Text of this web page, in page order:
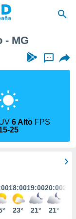
- MG
...
6 Alto FPS
25
18:00
23°
19:00
21°
20:00
21°